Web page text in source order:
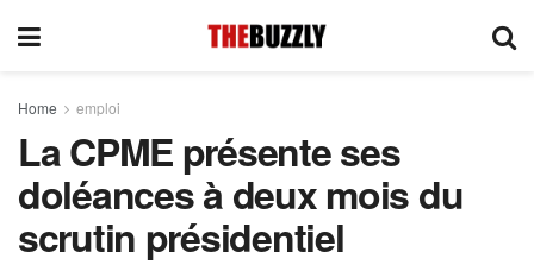
Home emploi
La CPME présente ses
doléances à deux mois du
scrutin présidentiel